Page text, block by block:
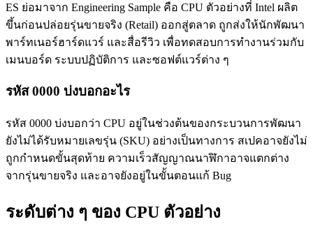
ES ย่อมาจาก Engineering Sample คือ CPU ตัวอย่างที่ Intel ผลิต
ขึ้นก่อนปล่อยรุ่นขายจริง (Retail) ออกสู่ตลาด ถูกส่งให้นักพัฒนา
พาร์ทเนอร์ฮาร์ดแวร์ และสื่อรีวิว เพื่อทดสอบการทำงานร่วมกับ
เมนบอร์ด ระบบปฏิบัติการ และซอฟต์แวร์ต่าง ๆ
รหัส 0000 บ่งบอกอะไร
รหัส 0000 บ่งบอกว่า CPU อยู่ในช่วงต้นของกระบวนการพัฒนา
ยังไม่ได้รับหมายเลขรุ่น (SKU) อย่างเป็นทางการ สเปคอาจยังไม่
ถูกกำหนดขั้นสุดท้าย ความเร็วสัญญาณนาฬิกาอาจแตกต่าง
จากรุ่นขายจริง และอาจยังอยู่ในขั้นตอนแก้ Bug
ระดับต่าง ๆ ของ CPU ตัวอย่าง